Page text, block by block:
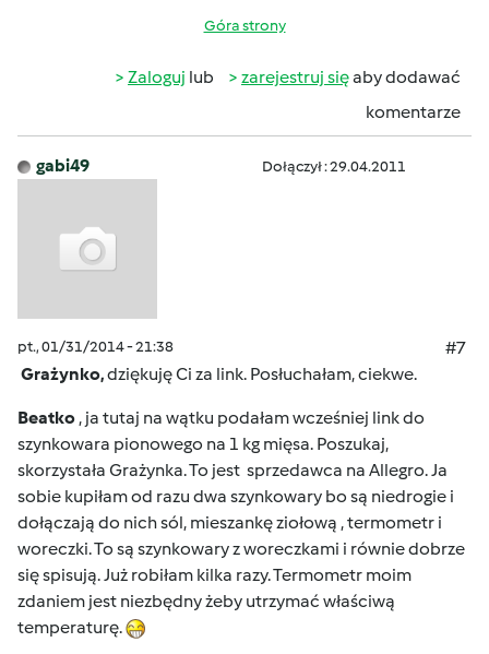
Góra strony
Zaloguj lub zarejestruj sięaby dodawać
komentarze
gabi49 Dołączył : 29.04.2011
pt., 01/31/2014 - 21:38
#7
Grażynko,dziękuję Ci za link. Posłuchałam, ciekwe.
Beatko , ja tutaj na wątku podałam wcześniej link do
szynkowara pionowego na 1 kg mięsa. Poszukaj,
skorzystała Grażynka. To jest sprzedawca na Allegro. Ja
sobie kupiłam od razu dwa szynkowary bo są niedrogie i
dołączają do nich sól, mieszankę ziołową , termometr i
woreczki. To są szynkowary z woreczkami i równie dobrze
się spisują. Już robiłam kilka razy. Termometr moim
zdaniem jest niezbędny żeby utrzymać właściwą
temperaturę.